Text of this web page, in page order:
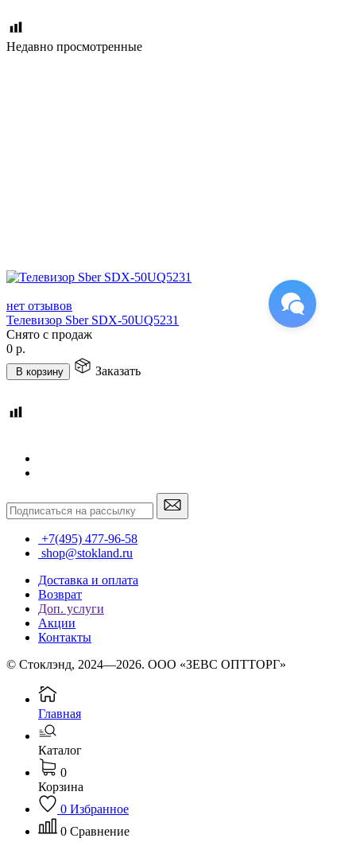
Недавно просмотренные
нет отзывов
Телевизор Sber SDX-50UQ5231
Снято с продаж
0 р.
В корзину Заказать
+7(495) 477-96-58
shop@stokland.ru
Доставка и оплата
Возврат
Доп. услуги
Акции
Контакты
© Стоклэнд, 2024—2026. ООО «ЗЕВС ОПТТОРГ»
Главная
Каталог
0
Корзина
0 Избранное
0 Сравнение